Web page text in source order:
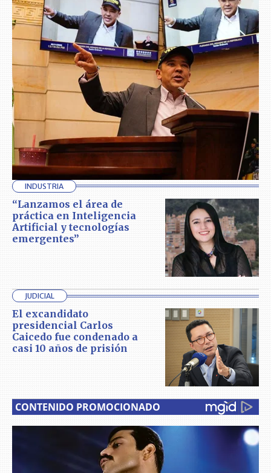
INDUSTRIA
“Lanzamos el área de
práctica en Inteligencia
Artificial y tecnologías
emergentes”
JUDICIAL
El excandidato
presidencial Carlos
Caicedo fue condenado a
casi 10 años de prisión